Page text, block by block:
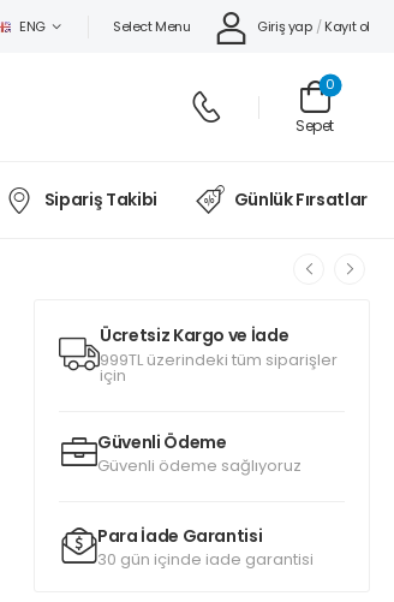
ENG Select Menu Giriş yap / Kayıt ol
Sepet
0
Sipariş Takibi Günlük Fırsatlar
Ücretsiz Kargo ve İade
999TL üzerindeki tüm siparişler
için
Güvenli Ödeme
Güvenli ödeme sağlıyoruz
Para İade Garantisi
30 gün içinde iade garantisi